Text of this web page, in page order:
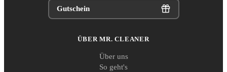
Gutschein
ÜBER MR. CLEANER
Über uns
So geht's